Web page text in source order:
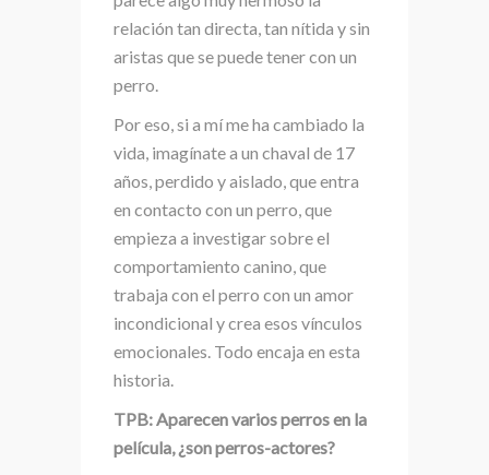
relación tan directa, tan nítida y sin
aristas que se puede tener con un
perro.
Por eso, si a mí me ha cambiado la
vida, imagínate a un chaval de 17
años, perdido y aislado, que entra
en contacto con un perro, que
empieza a investigar sobre el
comportamiento canino, que
trabaja con el perro con un amor
incondicional y crea esos vínculos
emocionales. Todo encaja en esta
historia.
TPB: Aparecen varios perros en la
película, ¿son perros-actores?